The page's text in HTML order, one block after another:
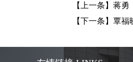
【上一条】 蒋勇
【下一条】 覃福